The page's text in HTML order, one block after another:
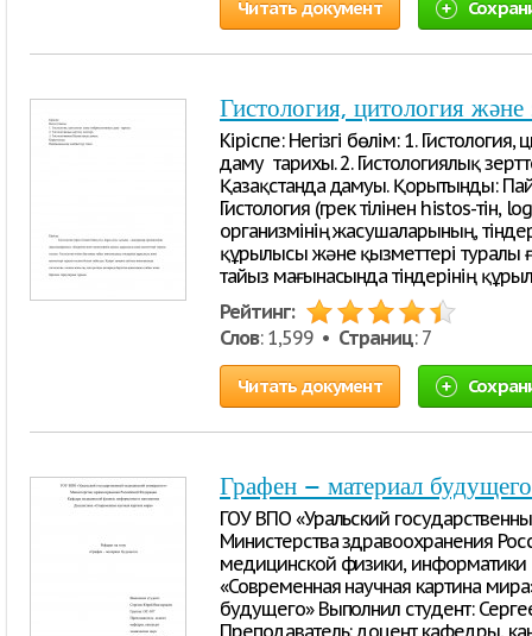
Читать документ
Гистология, цитология
Кіріспе: Негізгі бөлім: 1.
даму тарихы. 2. Гистологиялық
Қазақстанда дамуы. Қорытынды:
Гистология (грек тілінен histos-тін,
организмінің жасушаларының,
құрылысы және қызметтері туралы
тайыз мағынасында тіндерінің
Рейтинг:
Слов: 1,599 • Страниц: 7
Читать документ
Графен – материал будущего
ГОУ ВПО «Уральский
Министерства здравоохранения
медицинской физики,
«Современная научная картина
будущего» Выполнил студент:
Преподаватель: доцент кафедры,